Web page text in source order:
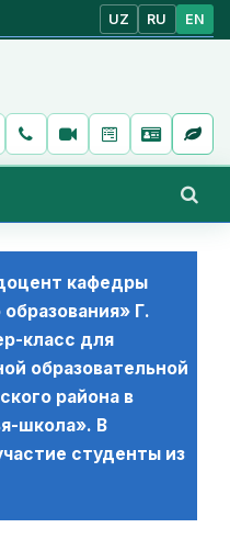
UZ RU EN
кафедры
Г.
класс для
образовательной
района в
школа». В
студенты из